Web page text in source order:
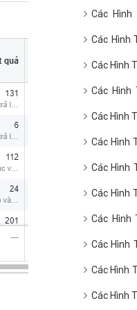
Các
phách Trên
Các Hình
Google?
Các Hình
Các Hình
Google?
Các Hình
Các Hình
tạo nghề
Các Hình
Google?
Các Hình
Google?
Các Hình
Google?
Các Hình
Google?
Các Hình
Google?
Các Hình